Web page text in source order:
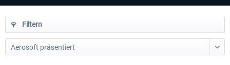
Filtern